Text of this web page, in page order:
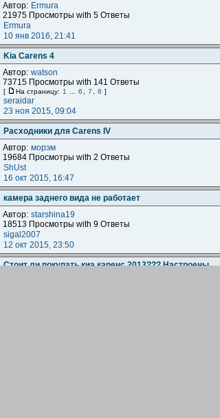
Автор: Ermura
21975 Просмотры with 5 Ответы
Ermura
10 янв 2016, 21:41
Kia Carens 4
Автор: watson
73715 Просмотры with 141 Ответы
[ На страницу: 1 6 7 8 ]
seraidar
23 ноя 2015, 09:04
Расходники для Carens IV
Автор: морэм
19684 Просмотры with 2 Ответы
ShUst
16 окт 2015, 16:47
камера заднего вида не работает
Автор: starshina19
18513 Просмотры with 9 Ответы
sigal2007
12 окт 2015, 23:50
Стоит ли покупать киа каренс 2013??? Настроены